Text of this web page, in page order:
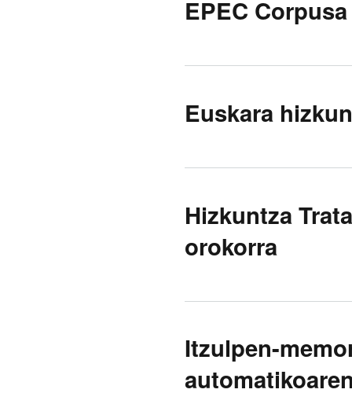
EPEC
Euskara
Hizkuntza
orokorra
Itzulpen-